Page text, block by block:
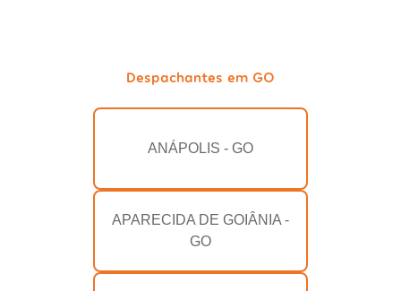
Despachantes em GO
ANÁPOLIS - GO
APARECIDA DE GOIÂNIA -
GO